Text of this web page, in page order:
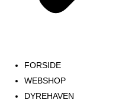
FORSIDE
WEBSHOP
DYREHAVEN